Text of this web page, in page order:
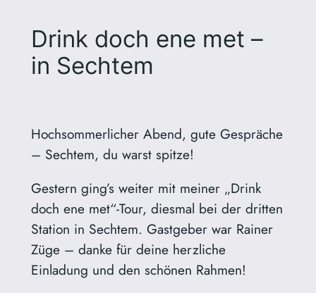
Drink doch ene met –
in Sechtem
Hochsommerlicher Abend, gute Gespräche
– Sechtem, du warst spitze!
Gestern ging’s weiter mit meiner „Drink
doch ene met“-Tour, diesmal bei der dritten
Station in Sechtem. Gastgeber war Rainer
Züge – danke für deine herzliche
Einladung und den schönen Rahmen!